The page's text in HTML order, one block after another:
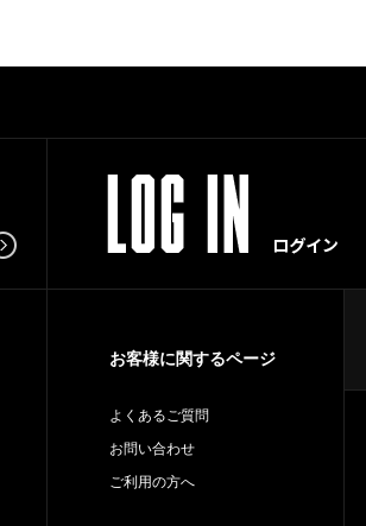
お客様に関するページ
よくあるご質問
お問い合わせ
ご利用の方へ